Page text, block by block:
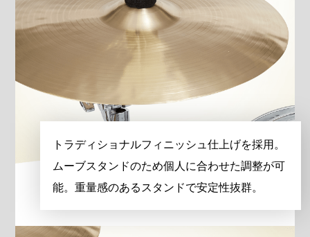
トラディショナルフィニッシュ仕上げを採用。
ムーブスタンドのため個人に合わせた調整が可
能。重量感のあるスタンドで安定性抜群。